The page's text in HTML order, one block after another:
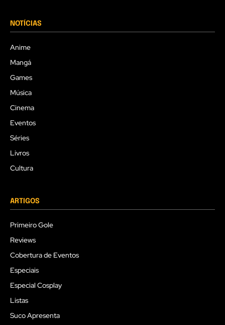
NOTÍCIAS
Anime
Mangá
Games
Música
Cinema
Eventos
Séries
Livros
Cultura
ARTIGOS
Primeiro Gole
Reviews
Cobertura de Eventos
Especiais
Especial Cosplay
Listas
Suco Apresenta